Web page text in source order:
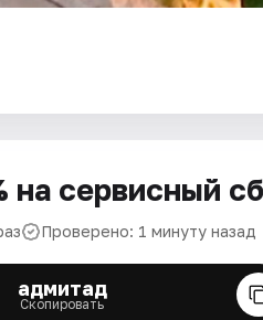
на сервисный
Проверено: 1 минуту назад
адмитад
Скопировать